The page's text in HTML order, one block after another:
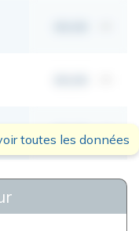
00,00
toutes les données